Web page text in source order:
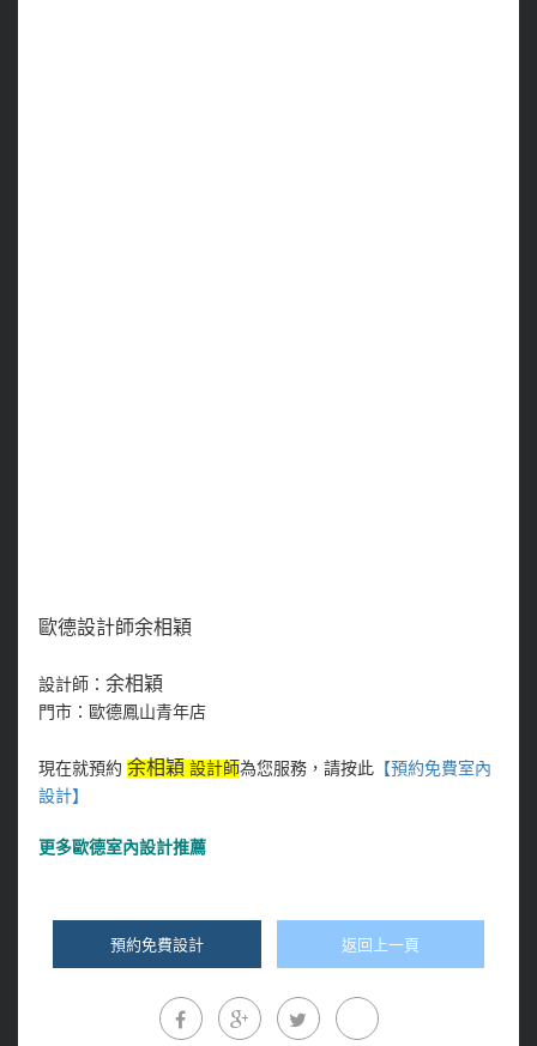
歐德設計師余相穎
設計師： 余相穎
門市：歐德鳳山青年店
現在就預約 余相穎 設計師為您服務，請按此【預約免費室內
設計】
更多歐德室內設計推薦
預約免費設計 返回上一頁